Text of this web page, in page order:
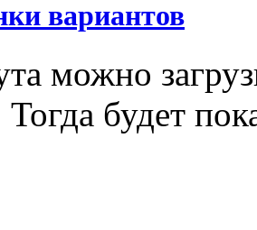
вариантов
можно
будет